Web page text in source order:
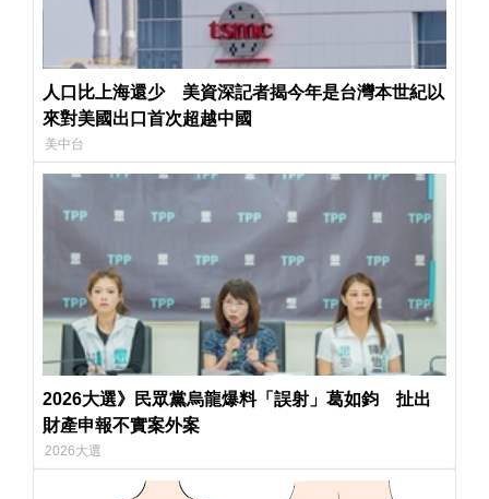
人口比上海還少 美資深記者揭今年是台灣本世紀以
來對美國出口首次超越中國
美中台
2026大選》民眾黨烏龍爆料「誤射」葛如鈞 扯出
財產申報不實案外案
2026大選